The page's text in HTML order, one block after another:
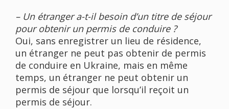
– Un étranger a-t-il besoin d’un titre de séjour
pour obtenir un permis de conduire ?
Oui, sans enregistrer un lieu de résidence,
un étranger ne peut pas obtenir de permis
de conduire en Ukraine, mais en même
temps, un étranger ne peut obtenir un
permis de séjour que lorsqu’il reçoit un
permis de séjour.